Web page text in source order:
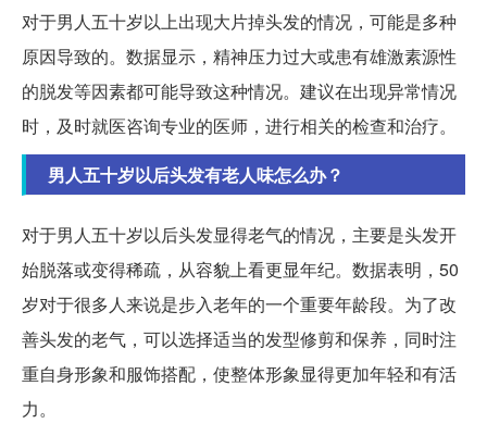
对于男人五十岁以上出现大片掉头发的情况，可能是多种
原因导致的。数据显示，精神压力过大或患有雄激素源性
的脱发等因素都可能导致这种情况。建议在出现异常情况
时，及时就医咨询专业的医师，进行相关的检查和治疗。
男人五十岁以后头发有老人味怎么办？
对于男人五十岁以后头发显得老气的情况，主要是头发开
始脱落或变得稀疏，从容貌上看更显年纪。数据表明，50
岁对于很多人来说是步入老年的一个重要年龄段。为了改
善头发的老气，可以选择适当的发型修剪和保养，同时注
重自身形象和服饰搭配，使整体形象显得更加年轻和有活
力。